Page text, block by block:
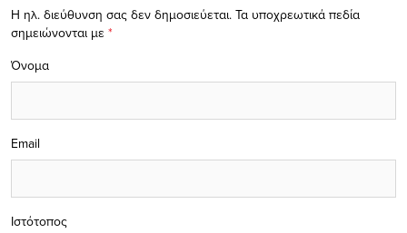
Η ηλ. διεύθυνση σας δεν δημοσιεύεται. Τα υποχρεωτικά πεδία
σημειώνονται με *
Όνομα
Email
Ιστότοπος